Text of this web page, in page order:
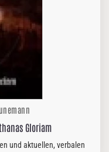
Gloriam